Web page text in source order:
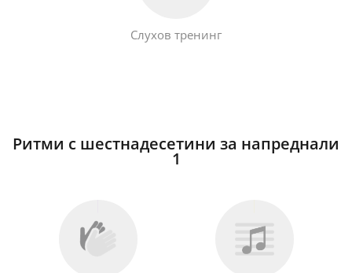
Слухов тренинг
Ритми с шестнадесетини за напреднали
1